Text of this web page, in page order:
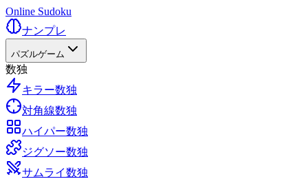
Online Sudoku
ナンプレ
パズルゲーム
数独
キラー数独
対角線数独
ハイパー数独
ジグソー数独
サムライ数独